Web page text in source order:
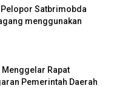
Satbrimobda
menggunakan
Menggelar Rapat
Pemerintah Daerah